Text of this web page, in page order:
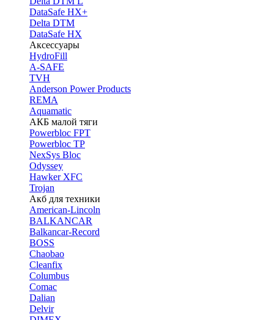
DataSafe HX+
Delta DTM
DataSafe HX
Аксессуары
HydroFill
A-SAFE
TVH
Anderson Power Products
REMA
Aquamatic
АКБ малой тяги
Powerbloc FPT
Powerbloc TP
NexSys Bloc
Odyssey
Hawker XFC
Trojan
Акб для техники
American-Lincoln
BALKANCAR
Balkancar-Record
BOSS
Chaobao
Cleanfix
Columbus
Comac
Dalian
Delvir